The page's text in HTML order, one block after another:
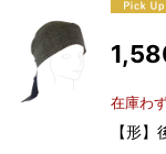
在庫わ
【形